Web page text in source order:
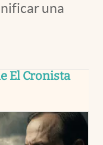
una
El Cronista